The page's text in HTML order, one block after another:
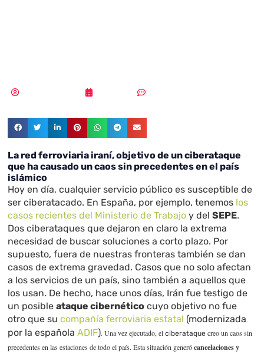
La red ferroviaria iraní, objetivo de un ciberataque
que ha causado un caos sin precedentes en el país
islámico
Hoy en día, cualquier servicio público es susceptible de
ser ciberatacado. En España, por ejemplo, tenemos los
casos recientes del Ministerio de Trabajo y delSEPE.
Dos ciberataques que dejaron en claro la extrema
necesidad de buscar soluciones a corto plazo. Por
supuesto, fuera de nuestras fronteras también se dan
casos de extrema gravedad. Casos que no solo afectan
a los servicios de un país, sino también a aquellos que
los usan. De hecho, hace unos días, Irán fue testigo de
un posibleataque cibernético cuyo objetivo no fue
otro que sucompañía ferroviaria estatal (modernizada
por la españolaADIF). Una vez ejecutado, elciberataque creo un caos sin
precedentes en las estaciones de todo el país. Esta situación generócancelaciones y